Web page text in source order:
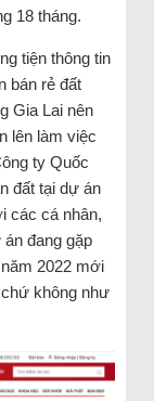
18 tháng.
tiện thông tin
bán rẻ đất
Gia Lai nên
lên làm việc
ty Quốc
đất tại dự án
các cá nhân,
đang gặp
2022 mới
không như